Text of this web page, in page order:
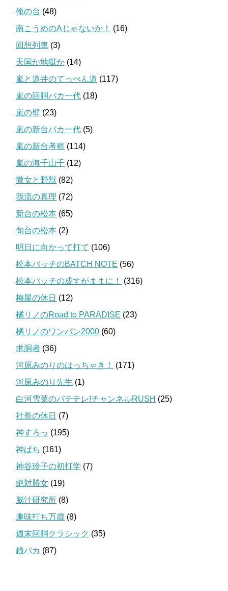
俺の台 (48)
南こうめのAじゃないか！
(16)
回想列車 (3)
天国か地獄か (14)
嵐と道井のてっぺん道 (117)
嵐の回胴バカ一代 (18)
嵐の壁 (23)
嵐の新台バカ一代 (5)
嵐の新台考察 (114)
嵐の海千山千 (12)
微女と野獣 (82)
我流の真理 (72)
新台の松本 (65)
旬台の松本 (2)
明日に向かって打て (106)
松本バッチのBATCH NOTE (56)
松本バッチの成すがままに！
(316)
梅屋の休日 (12)
橘リノのRoad to PARADISE (23)
橘リノのワンパン2000 (60)
求胴者 (36)
河原みのりのはっちゃき！
(171)
河原みのり先生 (1)
白河雪菜のパチテレ!チャンネルRUSH (25)
社長の休日 (7)
神すろっ (195)
神ぱち (161)
神谷玲子の初打学 (7)
絶対勝女 (19)
脳汁研究所 (8)
趣味打ち万歳 (8)
週末回胴クラシック (35)
銭バカ (87)